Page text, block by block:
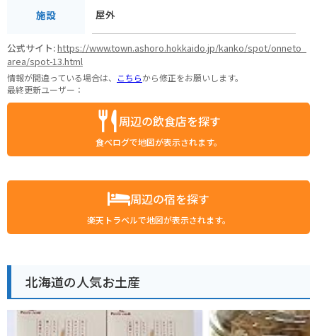
施設 屋外
公式サイト:https://www.town.ashoro.hokkaido.jp/kanko/spot/onneto_
area/spot-13.html
情報が間違っている場合は、 こちらから修正をお願いします。
最終更新ユーザー：
周辺の飲食店を探す
食べログで地図が表示されます。
周辺の宿を探す
楽天トラベルで地図が表示されます。
北海道の人気お土産